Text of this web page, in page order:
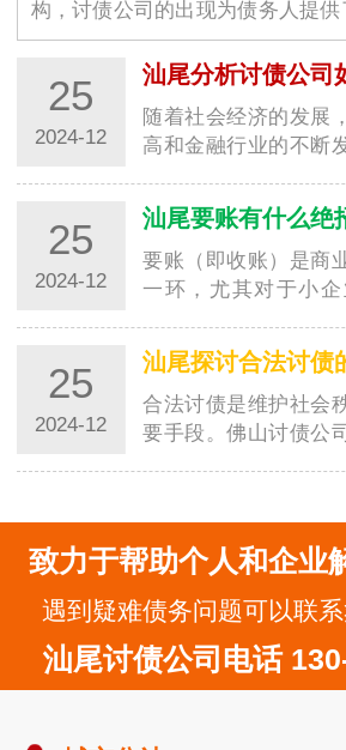
构，讨债公司的出现为债务人提供
题的途径。广州讨债公司市场…
25
2024-12
随着社会经济的发展
高和金融行业的不断
时，消费…
25
2024-12
要账（即收账）是商
一环，尤其对于小
康发展的重…
25
2024-12
合法讨债是维护社会
要手段。佛山讨债公
致力于帮助个人和企业
遇到疑难债务问题可以联
汕尾讨债公司电话